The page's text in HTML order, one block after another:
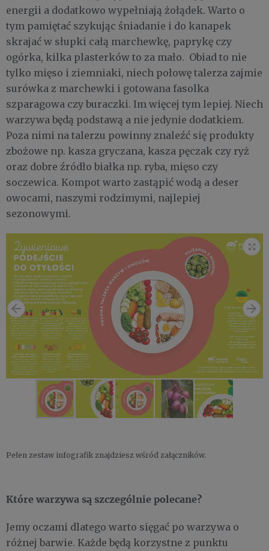
energii a dodatkowo wypełniają żołądek. Warto o
tym pamiętać szykując śniadanie i do kanapek
skrajać w słupki całą marchewkę, paprykę czy
ogórka, kilka plasterków to za mało. Obiad to nie
tylko mięso i ziemniaki, niech połowę talerza zajmie
surówka z marchewki i gotowana fasolka
szparagowa czy buraczki. Im więcej tym lepiej. Niech
warzywa będą podstawą a nie jedynie dodatkiem.
Poza nimi na talerzu powinny znaleźć się produkty
zbożowe np. kasza gryczana, kasza pęczak czy ryż
oraz dobre źródło białka np. ryba, mięso czy
soczewica. Kompot warto zastąpić wodą a deser
owocami, naszymi rodzimymi, najlepiej
sezonowymi.
Pełen zestaw infografik znajdziesz wśród załączników.
Które warzywa są szczególnie polecane?
Jemy oczami dlatego warto sięgać po warzywa o
różnej barwie. Każde będą korzystne z punktu